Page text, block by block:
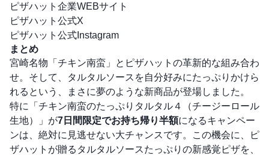
ピザハット企業WEBサイト
ピザハット公式X
ピザハット公式Instagram
まとめ
宮崎名物「チキン南蛮」とピザハットの革新的な組み合わ
せ。そして、タルタルソースを自分好みにたっぷりかけら
れるという、まさに夢のような新商品が登場しました。
特に「チキン南蛮のたっぷりタルタル４（チージーロール
生地）」が7日間限定でお持ち帰り半額になるキャンペー
ンは、絶対に見逃せない大チャンスです。この機会に、ピ
ザハットが贈るタルタルソースたっぷりの新感覚ピザを、